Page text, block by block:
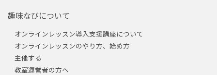
趣味なびについて
オンラインレッスン導入支援講座について
オンラインレッスンのやり方、始め方
主催する
教室運営者の方へ